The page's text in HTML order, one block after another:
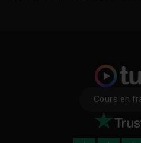
Cours en